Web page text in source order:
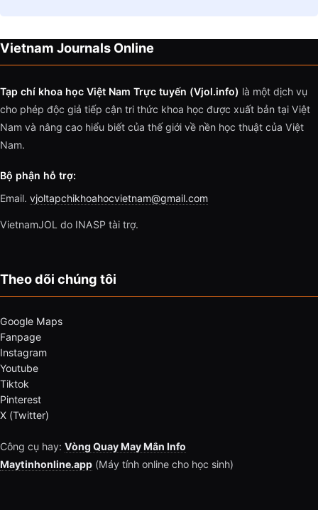
Vietnam Journals Online
Tạp chí khoa học Việt Nam Trực tuyến (Vjol.info) là một dịch vụ
cho phép độc giả tiếp cận tri thức khoa học được xuất bản tại Việt
Nam và nâng cao hiểu biết của thế giới về nền học thuật của Việt
Nam.
Bộ phận hỗ trợ:
Email. vjoltapchikhoahocvietnam@gmail.com
VietnamJOL do INASP tài trợ.
Theo dõi chúng tôi
Google Maps
Fanpage
Instagram
Youtube
Tiktok
Pinterest
X (Twitter)
Công cụ hay: Vòng Quay May Mắn Info
Maytinhonline.app (Máy tính online cho học sinh)